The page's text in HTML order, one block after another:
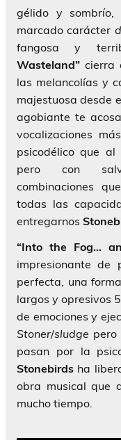
gélido y sombrío,
marcado carácter
fangosa y
Wasteland” cierra
las melancolías y
majestuosa desde
agobiante te
vocalizaciones
psicodélico que al
pero con
combinaciones
todas las
entregarnos
“Into the Fog…
impresionante de
perfecta, una
largos y opresivos 5
de emociones y
Stoner/sludge pero
pasan por la
Stonebirds ha
obra musical que
mucho tiempo.